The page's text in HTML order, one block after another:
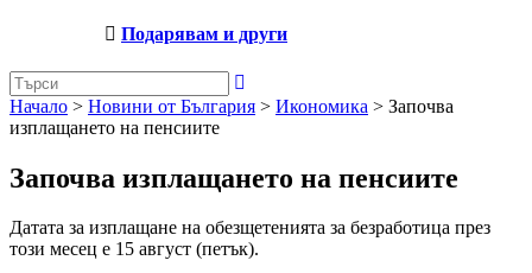
Подарявам и други
Начало > Новини от България > Икономика > Започва
изплащането на пенсиите
Започва изплащането на пенсиите
Датата за изплащане на обезщетенията за безработица през
този месец е 15 август (петък).